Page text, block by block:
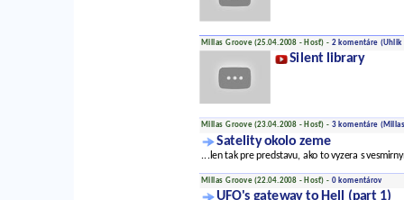
Millas Groove (25.04.2008 - Hosť) - 2 komentáre (Uhlik
Silent library
Millas Groove (23.04.2008 - Hosť) - 3 komentáre
Satelity okolo zeme
...len tak pre predstavu, ako to vyzera s
Millas Groove (22.04.2008 - Hosť) - 0 komentárov
UFO's gateway to Hell (part 1)